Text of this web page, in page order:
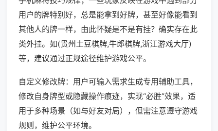
用户的牌特别好，总是能拿到好牌，甚至好像能看到
其他人的牌一样，由此怀疑是不是有挂？确实存在此
类外挂。如(贵州土豆棋牌,牛郎棋牌,浙江游戏大厅)
等，建议通过正规途径维护游戏公平。
自定义修改牌：用户可输入需求生成专用辅助工具，
修改自身牌型或隐藏操作痕迹，实现“必胜”效果，适
用于多种场景（如与好友对局），但需注意遵守游戏
规则，维护公平环境。